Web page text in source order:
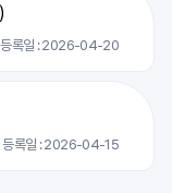
)
등록일 : 2026-04-20
등록일 : 2026-04-15